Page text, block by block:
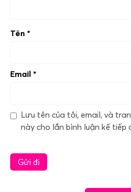
Tên *
Email *
Lưu tên của tôi, email, và
này cho lần bình luận kế tiếp